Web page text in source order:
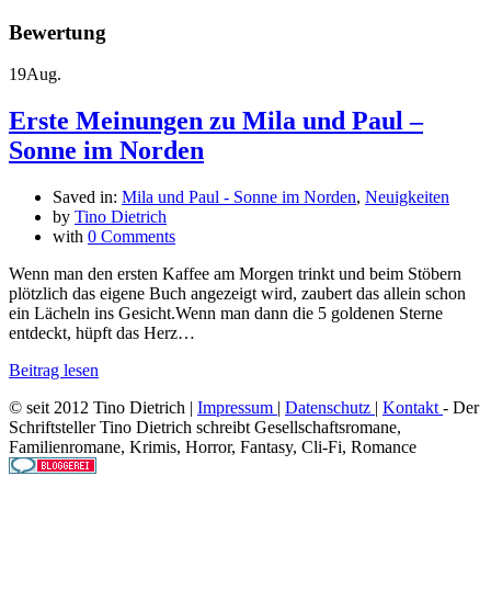
Bewertung
19Aug.
Erste Meinungen zu Mila und Paul –
Sonne im Norden
Saved in: Mila und Paul - Sonne im Norden, Neuigkeiten
by Tino Dietrich
with 0 Comments
Wenn man den ersten Kaffee am Morgen trinkt und beim Stöbern
plötzlich das eigene Buch angezeigt wird, zaubert das allein schon
ein Lächeln ins Gesicht.Wenn man dann die 5 goldenen Sterne
entdeckt, hüpft das Herz…
Beitrag lesen
© seit 2012 Tino Dietrich | Impressum | Datenschutz | Kontakt - Der
Schriftsteller Tino Dietrich schreibt Gesellschaftsromane,
Familienromane, Krimis, Horror, Fantasy, Cli-Fi, Romance